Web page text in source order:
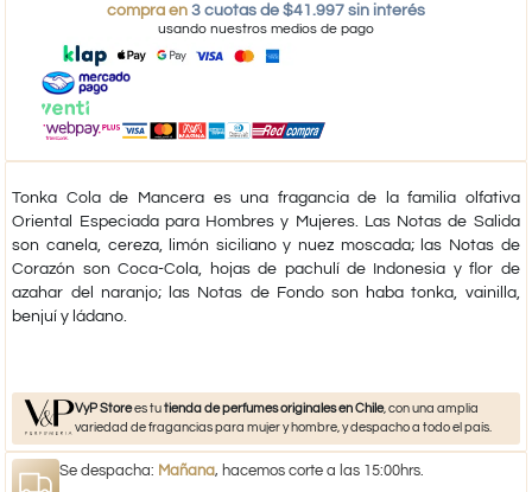
compra en 3 cuotas de $41.997 sin interés
usando nuestros medios de pago
Tonka Colade Mancera es una fragancia de la familia olfativa
Oriental Especiada para Hombres y Mujeres. Las Notas de Salida
son canela, cereza, limón siciliano y nuez moscada; las Notas de
Corazón son Coca-Cola, hojas de pachulí de Indonesia y flor de
azahar del naranjo; las Notas de Fondo son haba tonka, vainilla,
benjuí y ládano.
VyP Storees tutienda de perfumes originales en Chile, con una amplia
variedad de fragancias para mujer y hombre, y despacho a todo el país.
Se despacha: Mañana, hacemos corte a las 15:00hrs.